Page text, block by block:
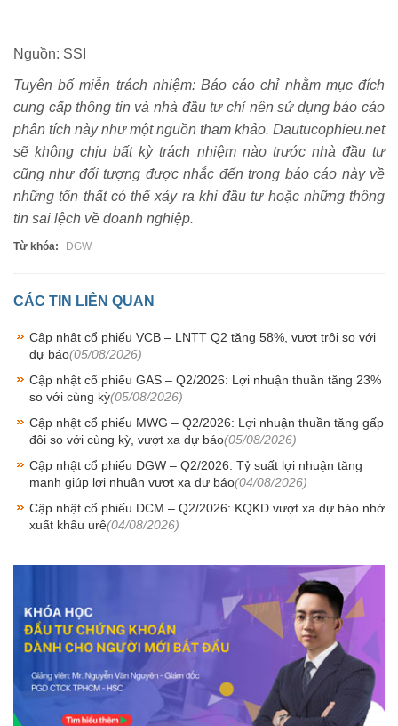
Nguồn: SSI
Tuyên bố miễn trách nhiệm: Báo cáo chỉ nhằm mục đích
cung cấp thông tin và nhà đầu tư chỉ nên sử dụng báo cáo
phân tích này như một nguồn tham khảo. Dautucophieu.net
sẽ không chịu bất kỳ trách nhiệm nào trước nhà đầu tư
cũng như đối tượng được nhắc đến trong báo cáo này về
những tổn thất có thể xảy ra khi đầu tư hoặc những thông
tin sai lệch về doanh nghiệp.
Từ khóa: DGW
CÁC TIN LIÊN QUAN
Cập nhật cổ phiếu VCB – LNTT Q2 tăng 58%, vượt trội so với
dự báo(05/08/2026)
Cập nhật cổ phiếu GAS – Q2/2026: Lợi nhuận thuần tăng 23%
so với cùng kỳ(05/08/2026)
Cập nhật cổ phiếu MWG – Q2/2026: Lợi nhuận thuần tăng gấp
đôi so với cùng kỳ, vượt xa dự báo(05/08/2026)
Cập nhật cổ phiếu DGW – Q2/2026: Tỷ suất lợi nhuận tăng
mạnh giúp lợi nhuận vượt xa dự báo(04/08/2026)
Cập nhật cổ phiếu DCM – Q2/2026: KQKD vượt xa dự báo nhờ
xuất khẩu urê(04/08/2026)